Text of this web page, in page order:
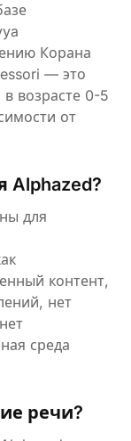
Корана
— это
возрасте 0-5
от
Alphazed?
для
контент,
нет
среда
речи?